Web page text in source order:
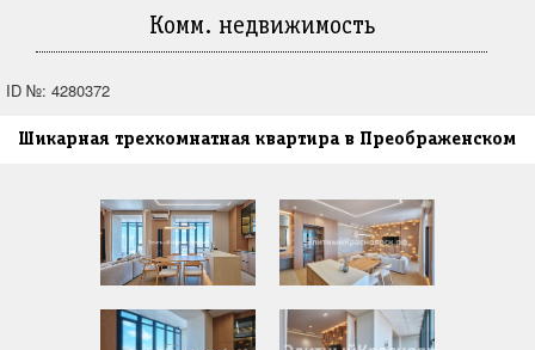
Комм. недвижимость
ID №: 4280372
Шикарная трехкомнатная квартира в Преображенском